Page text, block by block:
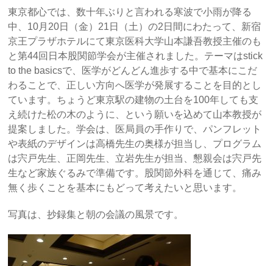
東京都心では、数十年ぶりと言われる寒波で小雨が降る
中、10月20日（金）21日（土）の2日間にわたって、新宿
京王プラザホテルにて東京医科大学山本謙吾教授主催のも
と第44回日本股関節学会が主催されました。テーマはstick
to the basicsで、医学がどんどん進歩する中で基本にこだ
わることで、正しい方向へ医学が発展することを目的とし
ています。ちょうど東京駅の建物の土台を100年しても支
え続けた松の木のように、という願いを込めて山本教授が
提案しました。学会は、医局員の手作りで、パンフレット
や表紙のデザインは高橋先生の奥様が担当し、プログラム
は宍戸先生、正岡先生、立岩先生が担当、懇親会は宍戸先
生など家族ぐるみで準備です。股関節外科を通じて、痛み
無く歩くことを基本にもどって考えたいと思います。
写真は、抄録集と朝の会議の風景です。